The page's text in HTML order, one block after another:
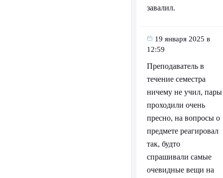
завалил.
19 января 2025 в
12:59
Преподаватель в
течение семестра
ничему не учил, пары
проходили очень
пресно, на вопросы о
предмете реагировал
так, будто
спрашивали самые
очевидные вещи на